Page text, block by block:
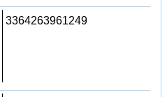
3364263961249